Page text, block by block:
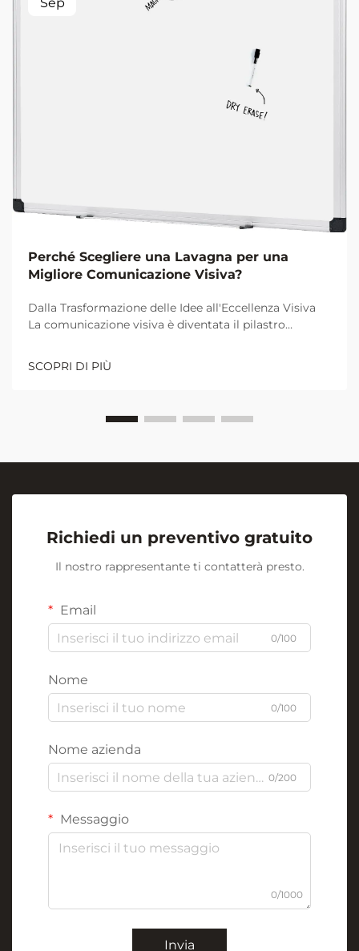
Perché Scegliere una Lavagna per una
Migliore Comunicazione Visiva?
Dalla Trasformazione delle Idee all'Eccellenza Visiva
La comunicazione visiva è diventata il pilastro
apprendimento efficaci negli ambienti lavorativi e
didattici moderni. Al centro di questa rivoluzione
SCOPRI DI PIÙ
Richiedi un preventivo gratuito
Il nostro rappresentante ti contatterà presto.
Email
0/100
Nome
0/100
Nome azienda
0/200
Messaggio
0/1000
Invia